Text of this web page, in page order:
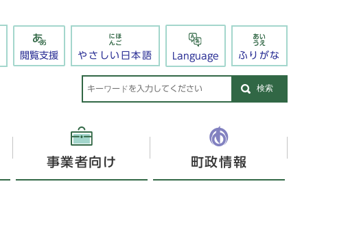
閲覧支援 やさしい日本語 Language ふりがな
検索
事業者向け 町政情報